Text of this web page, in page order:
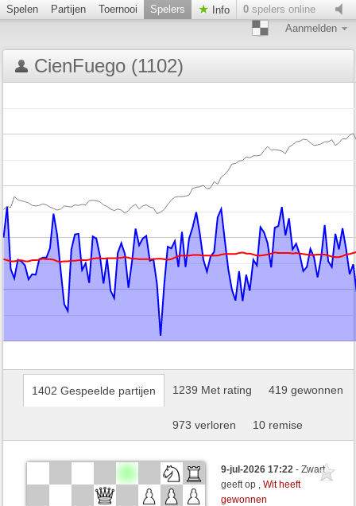
Spelen Partijen Toernooi Spelers Info 0 spelers online
Aanmelden
CienFuego (1102)
1402 Gespeelde partijen 1239 Met rating 419 gewonnen
973 verloren 10 remise
9-jul-2026 17:22- Zwart
geeft op ,Wit heeft
gewonnen